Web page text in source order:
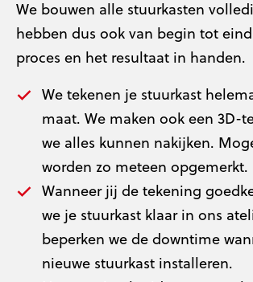
We bouwen alle stuurkasten
hebben dus ook van begin tot
proces en het resultaat in handen.
We tekenen je stuurkast
maat. We maken ook een 3D-
we alles kunnen nakijken.
worden zo meteen opgemerkt.
Wanneer jij de tekening
we je stuurkast klaar in ons
beperken we de downtime
nieuwe stuurkast installeren.